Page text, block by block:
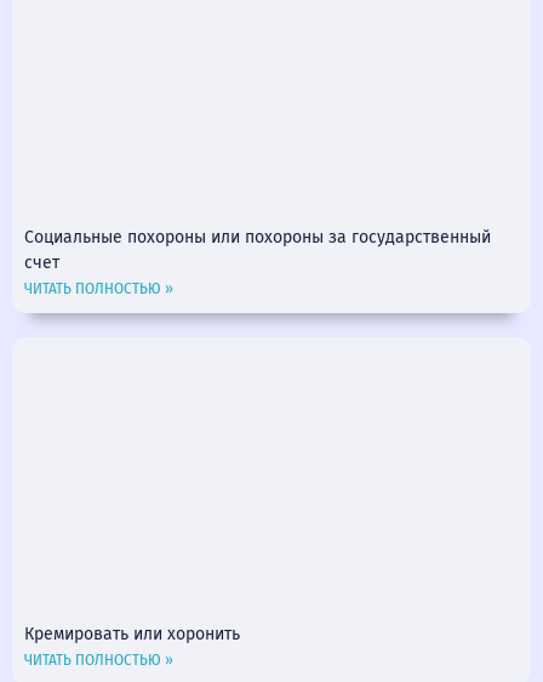
Социальные похороны или похороны за государственный
счет
ЧИТАТЬ ПОЛНОСТЬЮ »
Кремировать или хоронить
ЧИТАТЬ ПОЛНОСТЬЮ »